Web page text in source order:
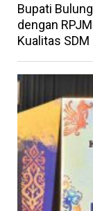
Bupati
dengan
Kualitas SDM